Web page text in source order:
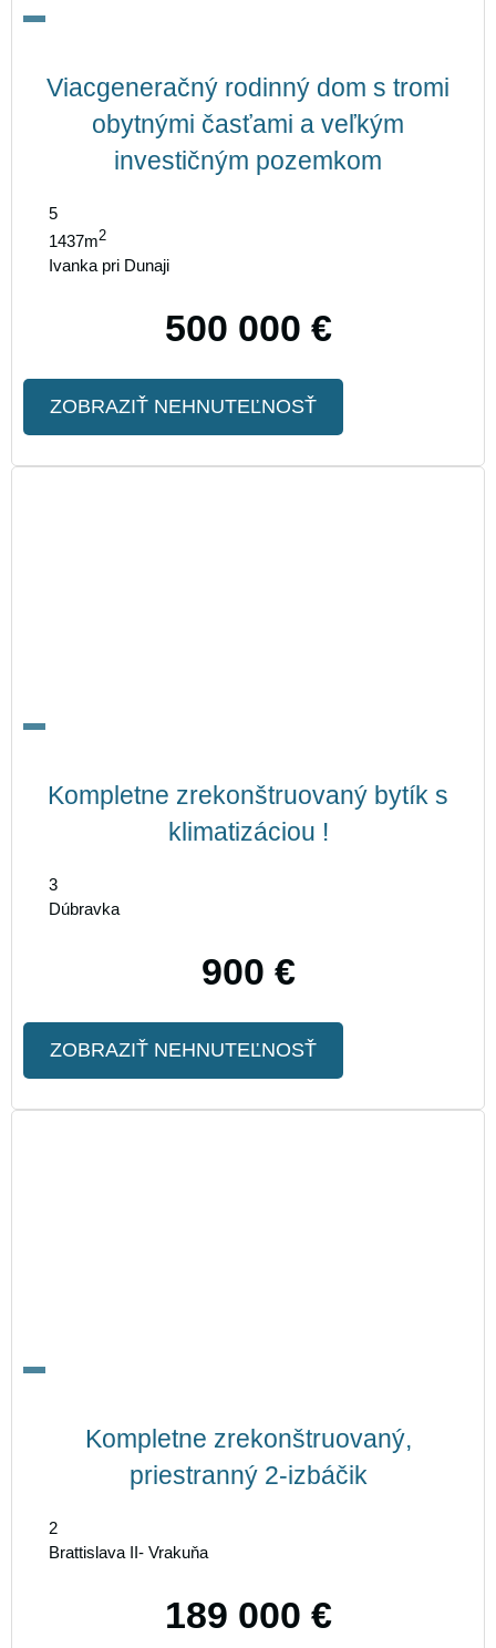
Viacgeneračný rodinný dom s tromi
obytnými časťami a veľkým
investičným pozemkom
5
1437m2
Ivanka pri Dunaji
500 000 €
ZOBRAZIŤ NEHNUTEĽNOSŤ
Kompletne zrekonštruovaný bytík s
klimatizáciou !
3
Dúbravka
900 €
ZOBRAZIŤ NEHNUTEĽNOSŤ
Kompletne zrekonštruovaný,
priestranný 2-izbáčik
2
Brattislava II- Vrakuňa
189 000 €